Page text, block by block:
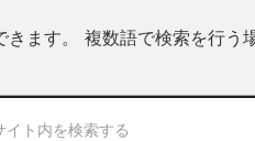
ます。 複数語で検索を行う